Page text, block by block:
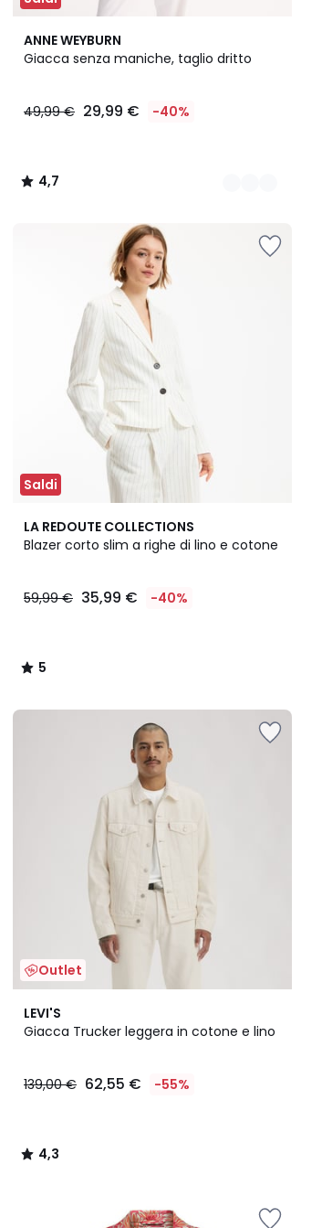
ANNE WEYBURN
Giacca senza maniche, taglio dritto
49,99 € 29,99 € -40%
4,7
/ 5
2
Colori
4,7
/
Saldi
LA REDOUTE COLLECTIONS
Blazer corto slim a righe di lino e cotone
59,99 € 35,99 € -40%
5
/
5
/
Outlet
LEVI'S
Giacca Trucker leggera in cotone e lino
139,00 € 62,55 € -55%
4,3
/ 5
4,3
/